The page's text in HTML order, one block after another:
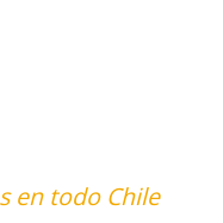
en todo Chile